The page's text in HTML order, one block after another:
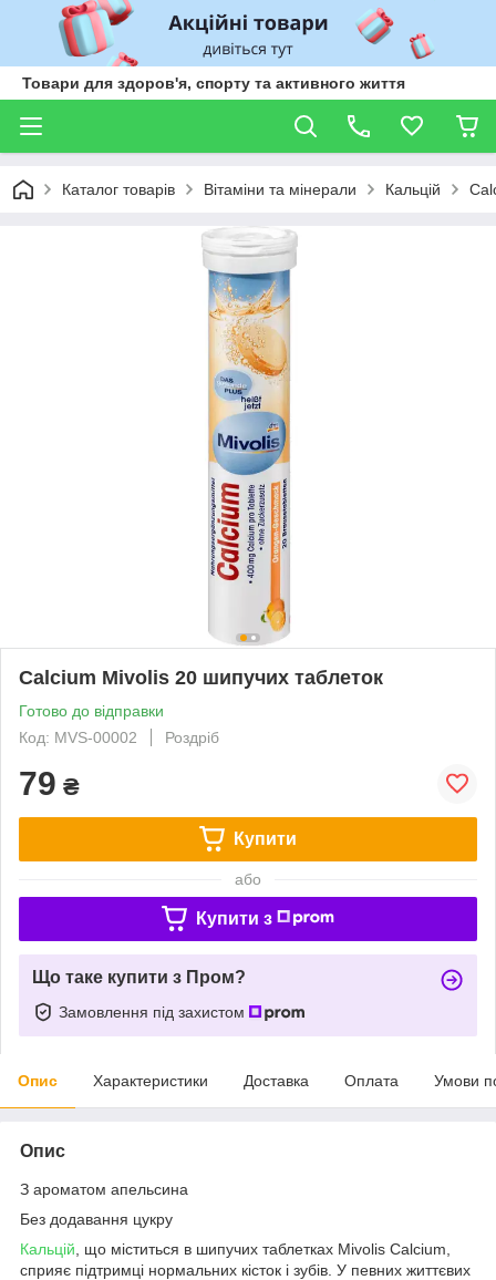
Товари для здоров'я, спорту та активного життя
Каталог товарів Вітаміни та мінерали Кальцій
Calcium Mivolis 20 шипучих таблеток
Готово до відправки
Код: MVS-00002
Роздріб
79 ₴
Купити
або
Купити з
Що таке купити з Пром?
Замовлення під захистом
Опис Характеристики Доставка Оплата Умови
Опис
З ароматом апельсина
Без додавання цукру
Кальцій , що міститься в шипучих таблетках Mivolis Calcium,
сприяє підтримці нормальних кісток і зубів. У певних життєвих